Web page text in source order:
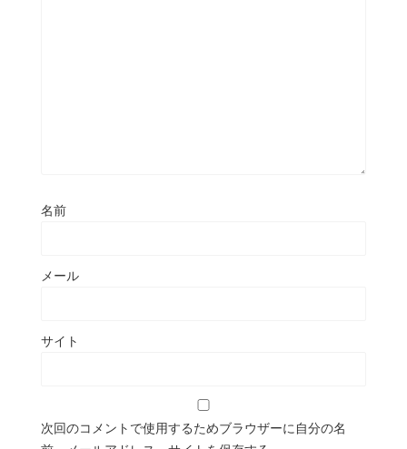
名前
メール
サイト
次回のコメントで使用するためブラウザーに自分の名